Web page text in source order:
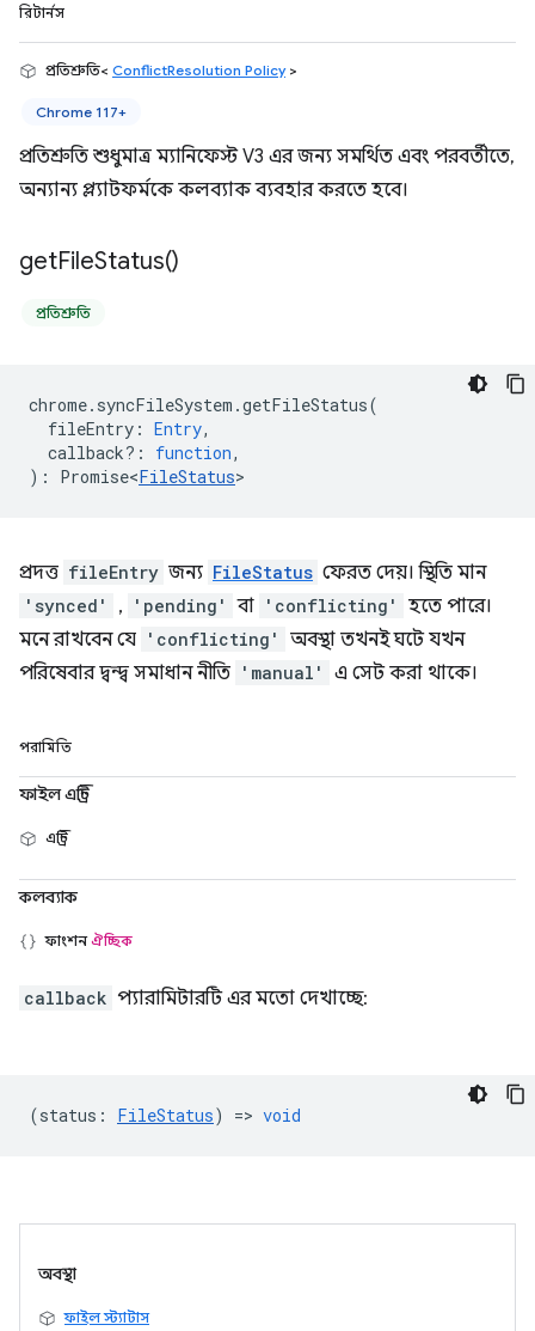
রিটার্নস
প্রতিশ্রুতি< ConflictResolution Policy>
Chrome 117+
প্রতিশ্রুতি শুধুমাত্র ম্যানিফেস্ট V3 এর জন্য সমর্থিত এবং পরবর্তীতে,
অন্যান্য প্ল্যাটফর্মকে কলব্যাক ব্যবহার করতে হবে।
getFileStatus()
প্রতিশ্রুতি
chrome. syncFileSystem .getFileStatus(
fileEntry : Entry,
callback? : function,
) : Promise<FileStatus>
প্রদত্ত fileEntry জন্য FileStatus ফেরত দেয়। স্থিতি মান
'synced' , 'pending' বা 'conflicting'
হতে পারে।
মনে রাখবেন যে 'conflicting'
অবস্থা তখনই ঘটে যখন
পরিষেবার দ্বন্দ্ব সমাধান নীতি 'manual' এ সেট করা থাকে।
পরামিতি
ফাইল এন্ট্রি
এন্ট্রি
কলব্যাক
ফাংশনঐচ্ছিক
callback প্যারামিটারটি এর মতো দেখাচ্ছে:
(status : FileStatus) => void
অবস্থা
ফাইল স্ট্যাটাস